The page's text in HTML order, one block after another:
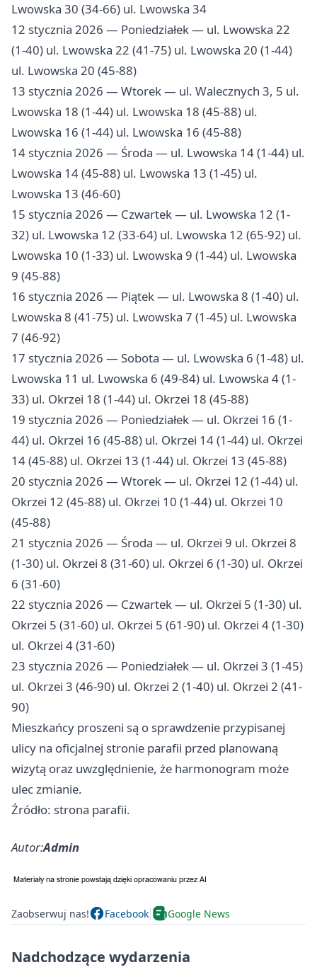
Lwowska 30 (34-66) ul. Lwowska 34
12 stycznia 2026 — Poniedziałek — ul. Lwowska 22
(1-40) ul. Lwowska 22 (41-75) ul. Lwowska 20 (1-44)
ul. Lwowska 20 (45-88)
13 stycznia 2026 — Wtorek — ul. Walecznych 3, 5 ul.
Lwowska 18 (1-44) ul. Lwowska 18 (45-88) ul.
Lwowska 16 (1-44) ul. Lwowska 16 (45-88)
14 stycznia 2026 — Środa — ul. Lwowska 14 (1-44) ul.
Lwowska 14 (45-88) ul. Lwowska 13 (1-45) ul.
Lwowska 13 (46-60)
15 stycznia 2026 — Czwartek — ul. Lwowska 12 (1-
32) ul. Lwowska 12 (33-64) ul. Lwowska 12 (65-92) ul.
Lwowska 10 (1-33) ul. Lwowska 9 (1-44) ul. Lwowska
9 (45-88)
16 stycznia 2026 — Piątek — ul. Lwowska 8 (1-40) ul.
Lwowska 8 (41-75) ul. Lwowska 7 (1-45) ul. Lwowska
7 (46-92)
17 stycznia 2026 — Sobota — ul. Lwowska 6 (1-48) ul.
Lwowska 11 ul. Lwowska 6 (49-84) ul. Lwowska 4 (1-
33) ul. Okrzei 18 (1-44) ul. Okrzei 18 (45-88)
19 stycznia 2026 — Poniedziałek — ul. Okrzei 16 (1-
44) ul. Okrzei 16 (45-88) ul. Okrzei 14 (1-44) ul. Okrzei
14 (45-88) ul. Okrzei 13 (1-44) ul. Okrzei 13 (45-88)
20 stycznia 2026 — Wtorek — ul. Okrzei 12 (1-44) ul.
Okrzei 12 (45-88) ul. Okrzei 10 (1-44) ul. Okrzei 10
(45-88)
21 stycznia 2026 — Środa — ul. Okrzei 9 ul. Okrzei 8
(1-30) ul. Okrzei 8 (31-60) ul. Okrzei 6 (1-30) ul. Okrzei
6 (31-60)
22 stycznia 2026 — Czwartek — ul. Okrzei 5 (1-30) ul.
Okrzei 5 (31-60) ul. Okrzei 5 (61-90) ul. Okrzei 4 (1-30)
ul. Okrzei 4 (31-60)
23 stycznia 2026 — Poniedziałek — ul. Okrzei 3 (1-45)
ul. Okrzei 3 (46-90) ul. Okrzei 2 (1-40) ul. Okrzei 2 (41-
90)
Mieszkańcy proszeni są o sprawdzenie przypisanej
ulicy na oficjalnej stronie parafii przed planowaną
wizytą oraz uwzględnienie, że harmonogram może
ulec zmianie.
Źródło: strona parafii.
Autor:Admin
Zaobserwuj nas! Facebook Google News
Nadchodzące wydarzenia